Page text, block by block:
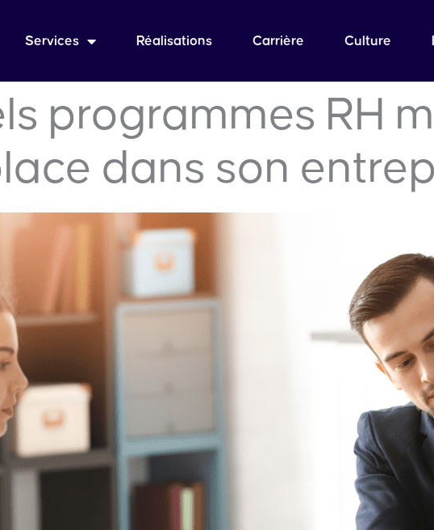
Services Réalisations Carrière Culture
programmes RH
dans son